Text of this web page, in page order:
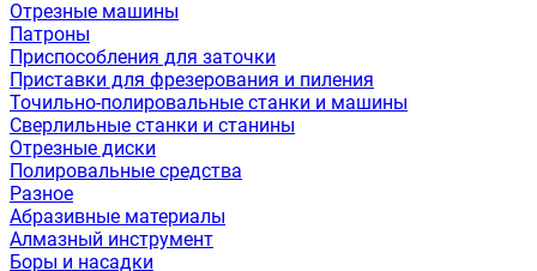
Отрезные машины
Патроны
Приспособления для заточки
Приставки для фрезерования и пиления
Точильно-полировальные станки и машины
Сверлильные станки и станины
Отрезные диски
Полировальные средства
Разное
Абразивные материалы
Алмазный инструмент
Боры и насадки